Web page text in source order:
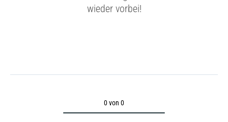
wieder vorbei!
0 von 0